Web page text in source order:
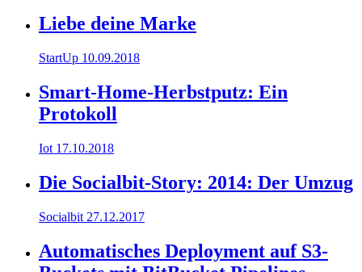
Liebe deine Marke
StartUp 10.09.2018
Smart-Home-Herbstputz: Ein
Protokoll
Iot 17.10.2018
Die Socialbit-Story: 2014: Der Umzug
Socialbit 27.12.2017
Automatisches Deployment auf S3-